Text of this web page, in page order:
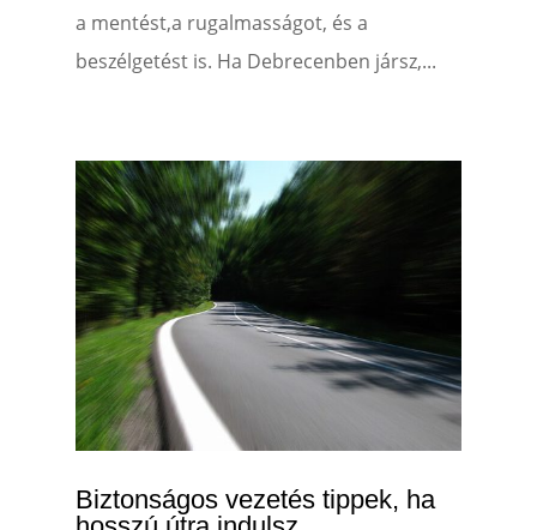
a mentést,a rugalmasságot, és a
beszélgetést is. Ha Debrecenben jársz,...
Biztonságos vezetés tippek, ha